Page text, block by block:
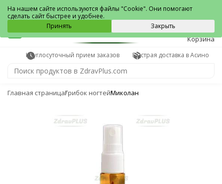
Асино
0
Корзина
Круглосуточный прием заказов Быстрая доставка в Асино
Главная страницаГрибок ногтейМиколан
На нашем сайте используются файлы "Cookie". Они помогают
сделать сайт быстрее и удобнее.
Принять
Закрыть